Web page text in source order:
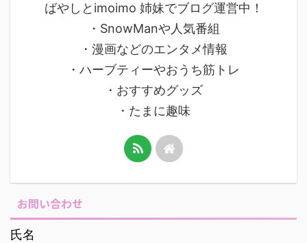
ばやしとimoimo 姉妹でブログ運営中！
・SnowManや人気番組
・漫画などのエンタメ情報
・ハーブティーやおうち筋トレ
・おすすめグッズ
・たまに趣味
お問い合わせ
氏名